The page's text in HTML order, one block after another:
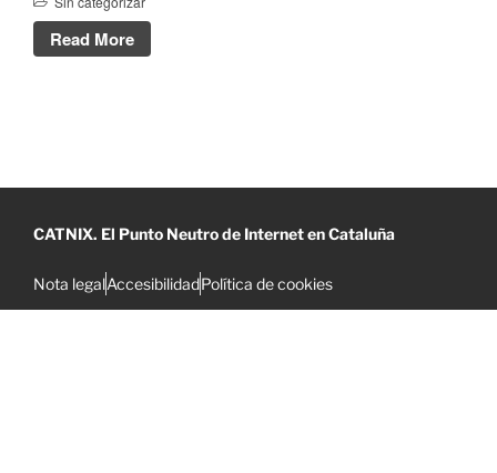
abril 2019
febrero 2019
enero 2019
Read More
CATNIX. El Punto Neutro de Internet en Cataluña
Nota legalAccesibilidadPolítica de cookies